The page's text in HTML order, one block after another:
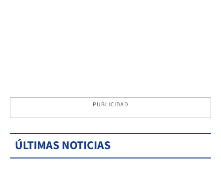
PUBLICIDAD
ÚLTIMAS NOTICIAS